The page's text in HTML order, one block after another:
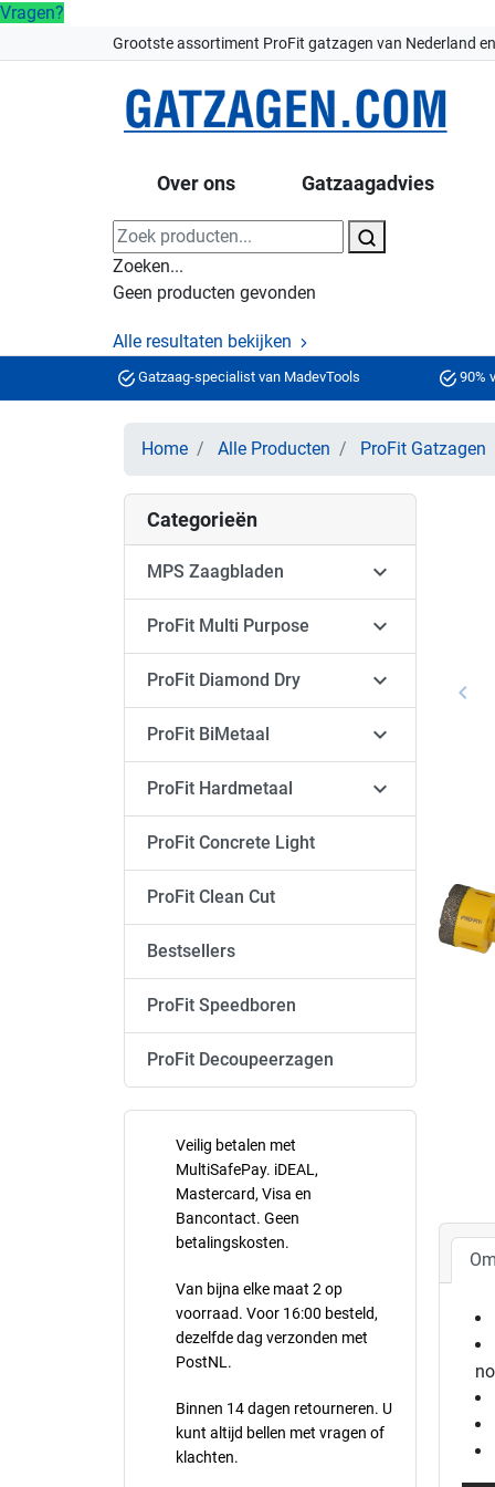
Vragen?
Grootste assortiment ProFit gatzagen van Nederland
Over ons Gatzaagadvies
Zoeken...
Geen producten gevonden
Alle resultaten bekijken
Gatzaag-specialist van MadevTools 90%
Home Alle Producten ProFit Gatzagen
Categorieën
MPS Zaagbladen 
ProFit Multi Purpose 
ProFit Diamond Dry 
ProFit BiMetaal 
ProFit Hardmetaal 
ProFit Concrete Light
ProFit Clean Cut
Bestsellers
ProFit Speedboren
ProFit Decoupeerzagen
Veilig betalen met
MultiSafePay. iDEAL,
Mastercard, Visa en
Bancontact. Geen
betalingskosten.
Van bijna elke maat 2 op
voorraad. Voor 16:00 besteld,
dezelfde dag verzonden met
PostNL.
Binnen 14 dagen retourneren. U
kunt altijd bellen met vragen of
klachten.
keyboard_arrow_left